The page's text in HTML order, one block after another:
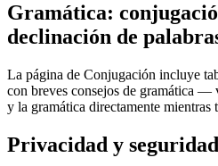
Gramática:
declinación de
La página de Conjugación incluye
con breves consejos de gramática —
y la gramática directamente mientras
Privacidad y